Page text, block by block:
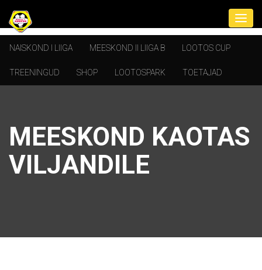
NAISKOND I LIIGA MEESKOND II LIIGA B LOOTOS CUP
TREENINGUD SHOP LOOTOSPARK TOETAJAD
MEESKOND KAOTAS
VILJANDILE